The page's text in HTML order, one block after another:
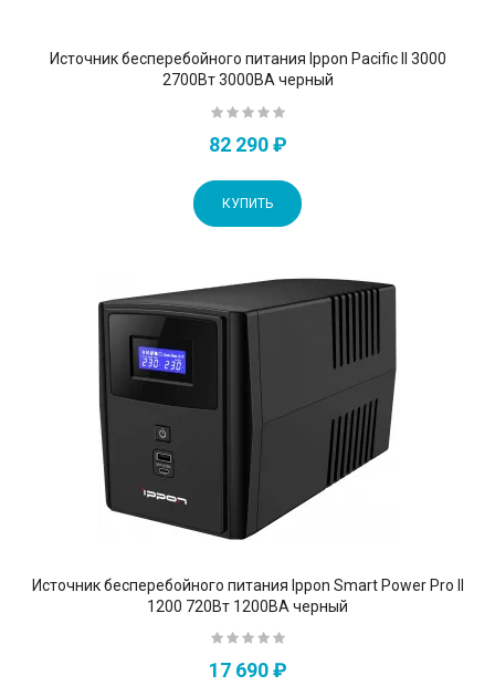
Источник бесперебойного питания Ippon Pacific II 3000
2700Вт 3000ВА черный
82 290 ₽
КУПИТЬ
Источник бесперебойного питания Ippon Smart Power Pro II
1200 720Вт 1200ВА черный
17 690 ₽